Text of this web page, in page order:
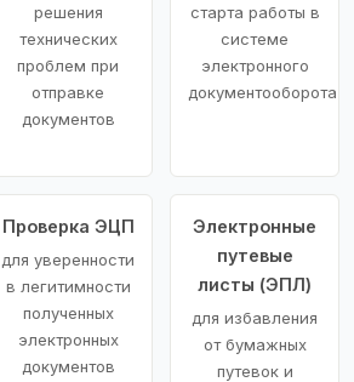
решения
технических
проблем при
отправке
документов
старта работы в
системе
электронного
документооборота
Проверка ЭЦП
для уверенности
в легитимности
полученных
электронных
документов
Электронные
путевые
листы (ЭПЛ)
для избавления
от бумажных
путевок и